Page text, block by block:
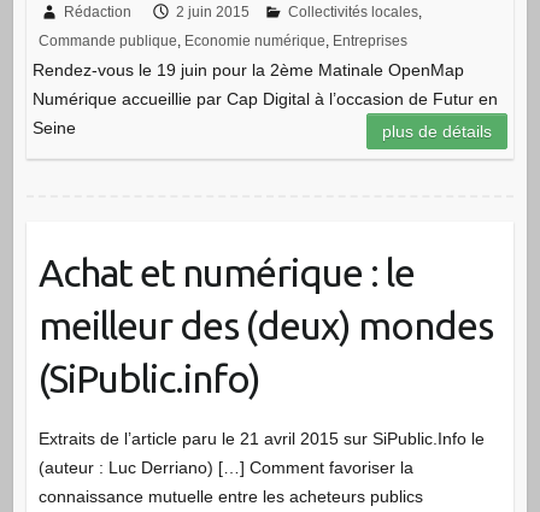
Rédaction 2 juin 2015 Collectivités locales,
Commande publique, Economie numérique, Entreprises
Rendez-vous le 19 juin pour la 2ème Matinale OpenMap
Numérique accueillie par Cap Digital à l’occasion de Futur en
Seine
plus de détails
Achat et numérique : le
meilleur des (deux) mondes
(SiPublic.info)
Extraits de l’article paru le 21 avril 2015 sur SiPublic.Info le
(auteur : Luc Derriano) […] Comment favoriser la
connaissance mutuelle entre les acheteurs publics